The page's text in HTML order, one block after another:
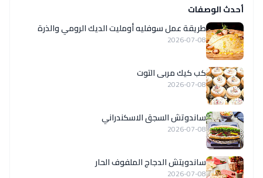
أحدث الوصفات
طريقة عمل سوفليه أومليت الديك الرومي والذرة
2026-07-08
كب كيك مربى التوت
2026-07-08
ساندوتش السجق الاسكندراني
2026-07-08
ساندويتش الدجاج الملفوف الحار
2026-07-08